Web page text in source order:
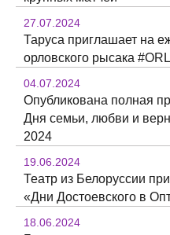
27.07.2024
Таруса приглашает на
орловского рысака
04.07.2024
Опубликована полная
Дня семьи, любви и
2024
19.06.2024
Театр из Белоруссии
«Дни Достоевского в
18.06.2024